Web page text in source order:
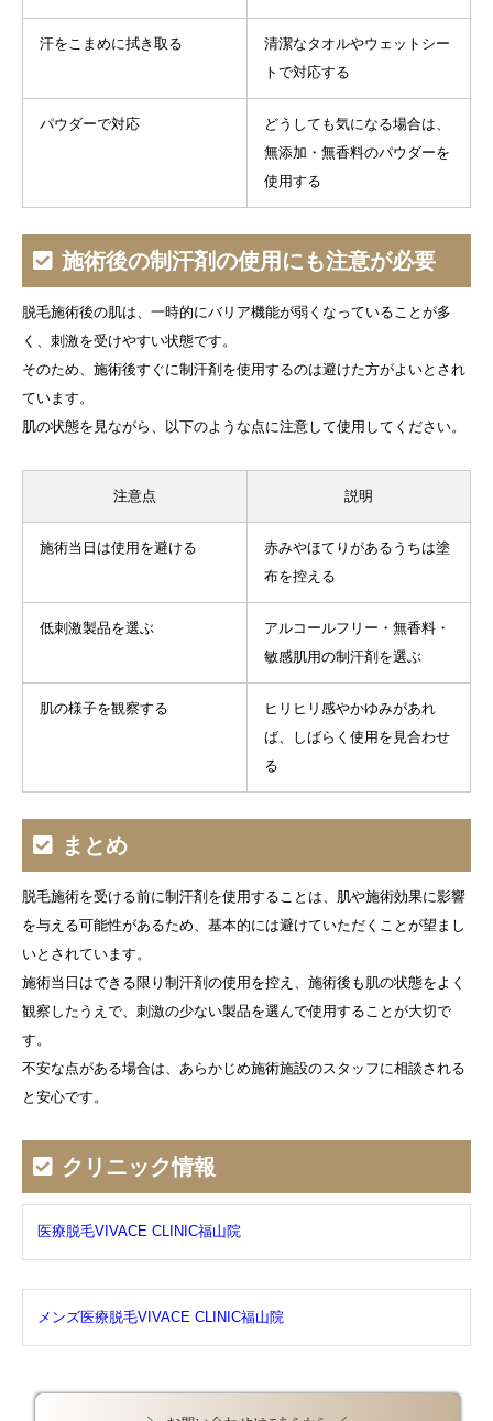
汗をこまめに拭き取る
清潔なタオルやウェットシー
トで対応する
パウダーで対応
どうしても気になる場合は、
無添加・無香料のパウダーを
使用する
施術後の制汗剤の使用にも注意が必要
脱毛施術後の肌は、一時的にバリア機能が弱くなっていることが多
く、刺激を受けやすい状態です。
そのため、施術後すぐに制汗剤を使用するのは避けた方がよいとされ
ています。
肌の状態を見ながら、以下のような点に注意して使用してください。
注意点 説明
施術当日は使用を避ける
赤みやほてりがあるうちは塗
布を控える
低刺激製品を選ぶ
アルコールフリー・無香料・
敏感肌用の制汗剤を選ぶ
肌の様子を観察する
ヒリヒリ感やかゆみがあれ
ば、しばらく使用を見合わせ
る
まとめ
脱毛施術を受ける前に制汗剤を使用することは、肌や施術効果に影響
を与える可能性があるため、基本的には避けていただくことが望まし
いとされています。
施術当日はできる限り制汗剤の使用を控え、施術後も肌の状態をよく
観察したうえで、刺激の少ない製品を選んで使用することが大切で
す。
不安な点がある場合は、あらかじめ施術施設のスタッフに相談される
と安心です。
クリニック情報
医療脱毛VIVACE CLINIC福山院
メンズ医療脱毛VIVACE CLINIC福山院